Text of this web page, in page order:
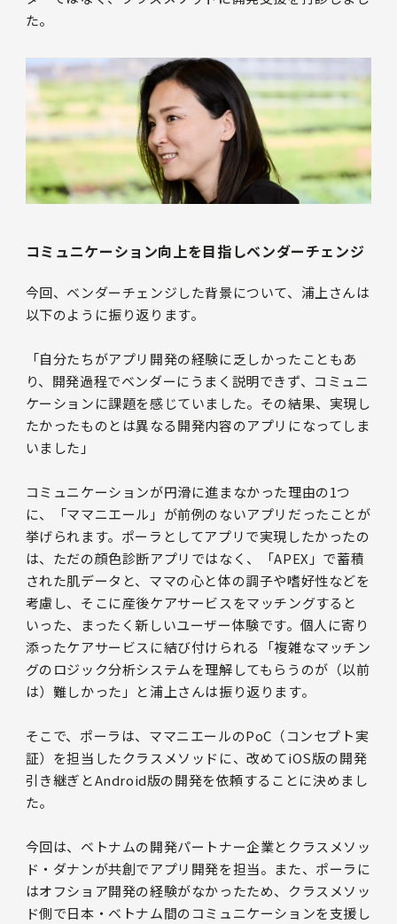
た。
コミュニケーション向上を目指しベンダーチェンジ
今回、ベンダーチェンジした背景について、浦上さんは
以下のように振り返ります。
「自分たちがアプリ開発の経験に乏しかったこともあ
り、開発過程でベンダーにうまく説明できず、コミュニ
ケーションに課題を感じていました。その結果、実現し
たかったものとは異なる開発内容のアプリになってしま
いました」
コミュニケーションが円滑に進まなかった理由の1つ
に、「ママニエール」が前例のないアプリだったことが
挙げられます。ポーラとしてアプリで実現したかったの
は、ただの顔色診断アプリではなく、「APEX」で蓄積
された肌データと、ママの心と体の調子や嗜好性などを
考慮し、そこに産後ケアサービスをマッチングすると
いった、まったく新しいユーザー体験です。個人に寄り
添ったケアサービスに結び付けられる「複雑なマッチン
グのロジック分析システムを理解してもらうのが（以前
は）難しかった」と浦上さんは振り返ります。
そこで、ポーラは、ママニエールのPoC（コンセプト実
証）を担当したクラスメソッドに、改めてiOS版の開発
引き継ぎとAndroid版の開発を依頼することに決めまし
た。
今回は、ベトナムの開発パートナー企業とクラスメソッ
ド・ダナンが共創でアプリ開発を担当。また、ポーラに
はオフショア開発の経験がなかったため、クラスメソッ
ド側で日本・ベトナム間のコミュニケーションを支援し